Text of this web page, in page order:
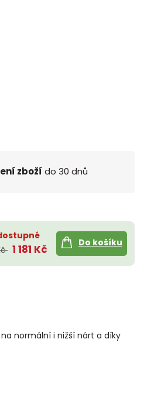
zboží do 30 dnů
1 181 Kč
Do košíku
normální i nižší nárt a díky